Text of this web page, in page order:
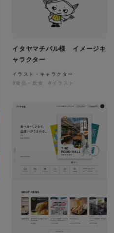
イタヤマチバル様 イメージキ
ャラクター
イラスト・キャラクター
#食品・飲食
#イラスト